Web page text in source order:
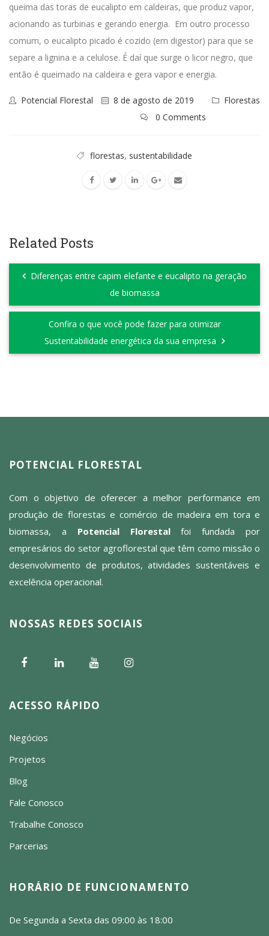
queima das toras de eucalipto em caldeiras, que produz vapor,
acionando as turbinas e gerando energia. Em outro processo
comum, o eucalipto picado é cozido (em digestor) para que se
separe a lignina e a celulose. É daí que surge o licor negro, que
então é queimado na caldeira e gera vapor e energia.
Potencial Florestal 8 de agosto de 2019
Florestas
0 Comments
florestas, sustentabilidade
Related Posts
Diferenças entre capim elefante e eucalipto na geração
de biomassa
Confira o que você pode fazer para otimizar
Sustentabilidade energética da sua empresa
POTENCIAL FLORESTAL
Com o objetivo de oferecer a melhor performance em
produção de florestas e comércio de madeira em tora e
biomassa, a Potencial Florestalfoi fundada por
empresários do setor agroflorestal que têm como missão o
desenvolvimento de produtos, atividades sustentáveis e
excelência operacional.
NOSSAS REDES SOCIAIS
ACESSO RÁPIDO
Negócios
Projetos
Blog
Fale Conosco
Trabalhe Conosco
Parcerias
HORÁRIO DE FUNCIONAMENTO
De Segunda a Sexta das 09:00 às 18:00